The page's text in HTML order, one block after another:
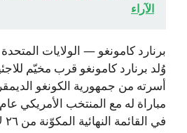
الآراء
برنارد كامونغو — الولايات المتحدة
وُلد برنارد كامونغو قرب مخيّم
أسرته من جمهورية الكونغو